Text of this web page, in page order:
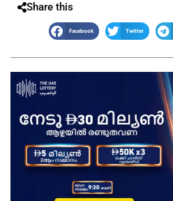
Share this
Facebook Twitter